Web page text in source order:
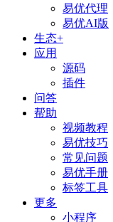
易优代理
易优AI版
生态+
应用
源码
插件
问答
帮助
视频教程
易优技巧
常见问题
易优手册
标签工具
更多
小程序